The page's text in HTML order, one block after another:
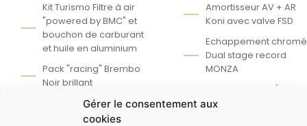
Gérer le consentement aux
cookies
Kit Turismo Filtre à air
"powered by BMC" et
bouchon de carburant
et huile en aluminium
Pack "racing" Brembo
Noir brillant
Peinture extra-série
Vert Adrénaline
Amortisseur AV + AR
Koni avec valve FSD
Echappement chromé
Dual stage record
MONZA
Apple Car Play /
Android Auto